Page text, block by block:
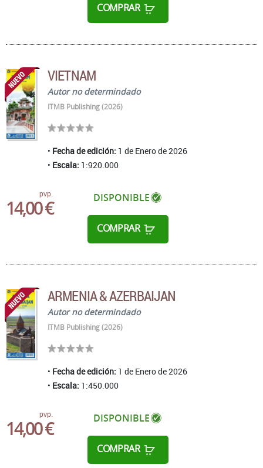
COMPRAR
VIETNAM
Autor no determindado
ITMB Publishing (2026)
Fecha de edición: 1 de Enero de 2026
Escala: 1:920.000
pvp.
14,00 € DISPONIBLE
COMPRAR
ARMENIA & AZERBAIJAN
Autor no determindado
ITMB Publishing (2026)
Fecha de edición: 1 de Enero de 2026
Escala: 1:450.000
pvp.
14,00 € DISPONIBLE
COMPRAR